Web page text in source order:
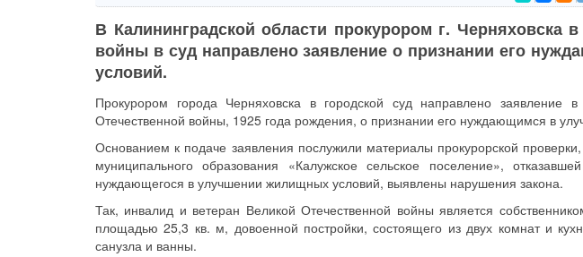
В Калининградской области прокурором г. Черняховска
войны в суд направлено заявление о признании его
условий.
Прокурором города Черняховска в городской суд направлено заявление
Отечественной войны, 1925 года рождения, о признании его нуждающимся в
Основанием к подаче заявления послужили материалы прокурорской
муниципального образования «Калужское сельское поселение»,
нуждающегося в улучшении жилищных условий, выявлены нарушения закона.
Так, инвалид и ветеран Великой Отечественной войны является
площадью 25,3 кв. м, довоенной постройки, состоящего из двух комнат и
санузла и ванны.